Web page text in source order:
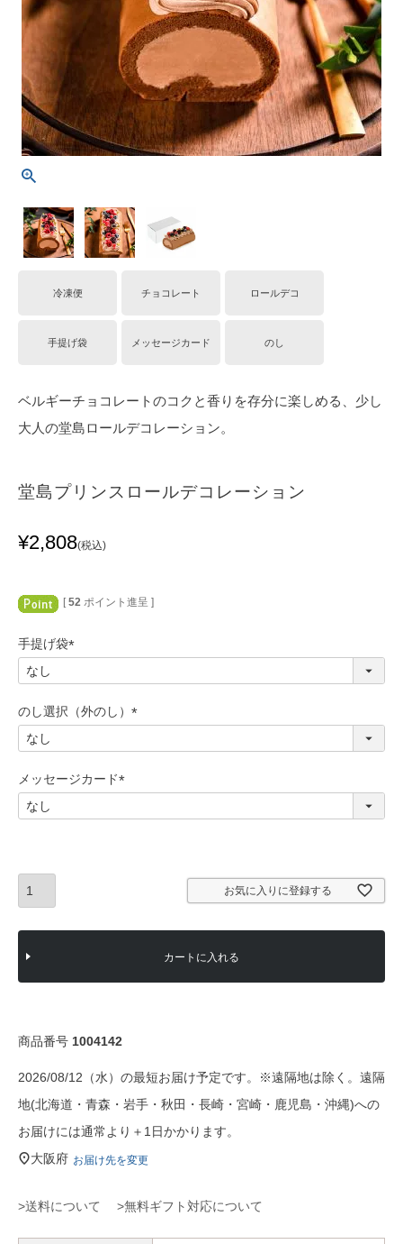
冷凍便 チョコレート ロールデコ
手提げ袋 メッセージカード のし
ベルギーチョコレートのコクと香りを存分に楽しめる、少し
大人の堂島ロールデコレーション。
堂島プリンスロールデコレーション
¥2,808 税込
[ 52 ポイント進呈 ]
手提げ袋
必
のし選択（外のし）
必
メッセージカード
必
お気に入りに登録する
カートに入れる
商品番号 1004142
2026/08/12（水）の最短お届け予定です。※遠隔地は除く。遠隔
地(北海道・青森・岩手・秋田・長崎・宮崎・鹿児島・沖縄)への
お届けには通常より＋1日かかります。
大阪府 お届け先を変更
>送料について >無料ギフト対応について